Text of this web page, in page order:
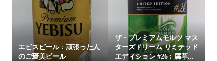
エビスビール：頑張った人
のご褒美ビール
ザ・プレミアムモルツ マス
ターズドリーム リミテッド
エディション #26︰腐草...